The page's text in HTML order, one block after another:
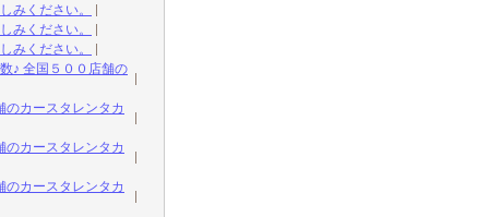
みください。
みください。
みください。
♪ 全国５００店舗の
のカースタレンタカ
のカースタレンタカ
のカースタレンタカ